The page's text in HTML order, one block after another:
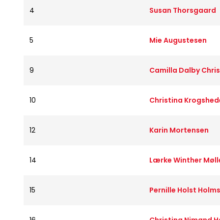
4 Susan Thorsgaard
5 Mie Augustesen
9 Camilla Dalby
10 Christina
12 Karin Mortensen
14 Lærke Winther
15 Pernille Holst